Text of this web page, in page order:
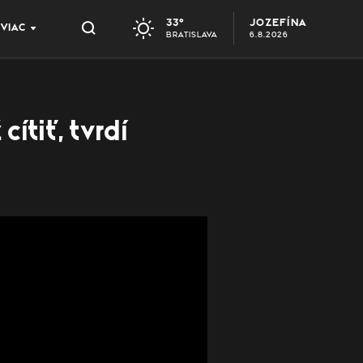
VIAC 33°
BRATISLAVA
JOZEFÍNA
6.8.2026
cítiť, tvrdí